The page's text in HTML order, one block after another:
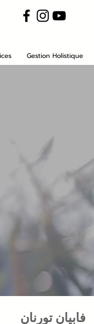
Gestion Holistique
فابيان تورنان